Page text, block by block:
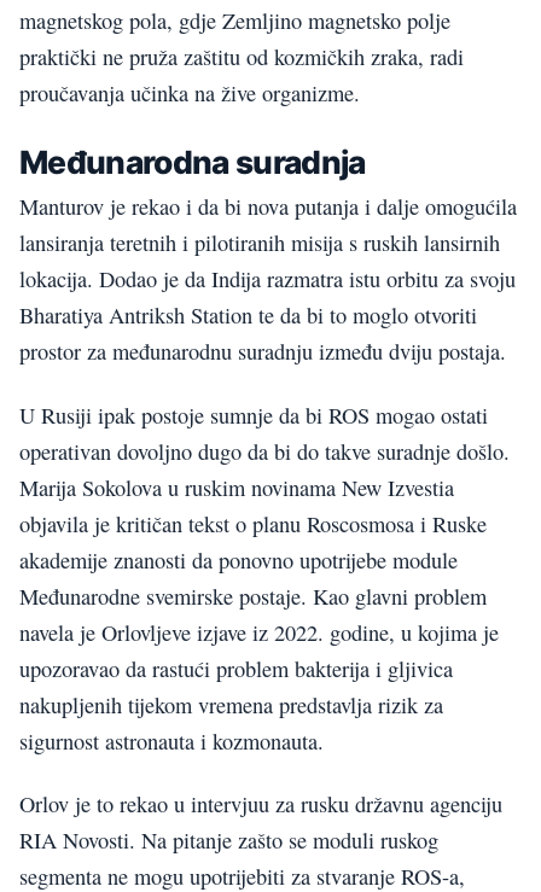
magnetskog pola, gdje Zemljino magnetsko polje
praktički ne pruža zaštitu od kozmičkih zraka, radi
proučavanja učinka na žive organizme.
Međunarodna suradnja
Manturov je rekao i da bi nova putanja i dalje omogućila
lansiranja teretnih i pilotiranih misija s ruskih lansirnih
lokacija. Dodao je da Indija razmatra istu orbitu za svoju
Bharatiya Antriksh Station te da bi to moglo otvoriti
prostor za međunarodnu suradnju između dviju postaja.
U Rusiji ipak postoje sumnje da bi ROS mogao ostati
operativan dovoljno dugo da bi do takve suradnje došlo.
Marija Sokolova u ruskim novinama New Izvestia
objavila je kritičan tekst o planu Roscosmosa i Ruske
akademije znanosti da ponovno upotrijebe module
Međunarodne svemirske postaje. Kao glavni problem
navela je Orlovljeve izjave iz 2022. godine, u kojima je
upozoravao da rastući problem bakterija i gljivica
nakupljenih tijekom vremena predstavlja rizik za
sigurnost astronauta i kozmonauta.
Orlov je to rekao u intervjuu za rusku državnu agenciju
RIA Novosti. Na pitanje zašto se moduli ruskog
segmenta ne mogu upotrijebiti za stvaranje ROS-a,